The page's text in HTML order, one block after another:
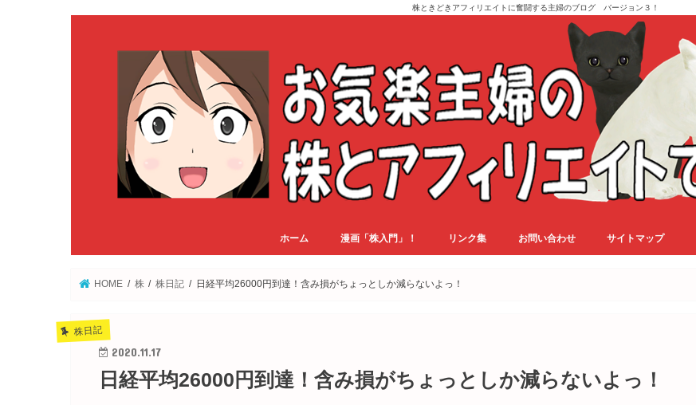
株ときどきアフィリエイトに奮闘する主婦のブログ バージョン３！
ホーム 漫画「株入門」！ リンク集 お問い合わせ サイトマップ
HOME 株 株日記 日経平均26000円到達！含み損がちょっとしか減らないよっ！
株日記
2020.11.17
日経平均26000円到達！含み損がちょっとしか減らないよっ！